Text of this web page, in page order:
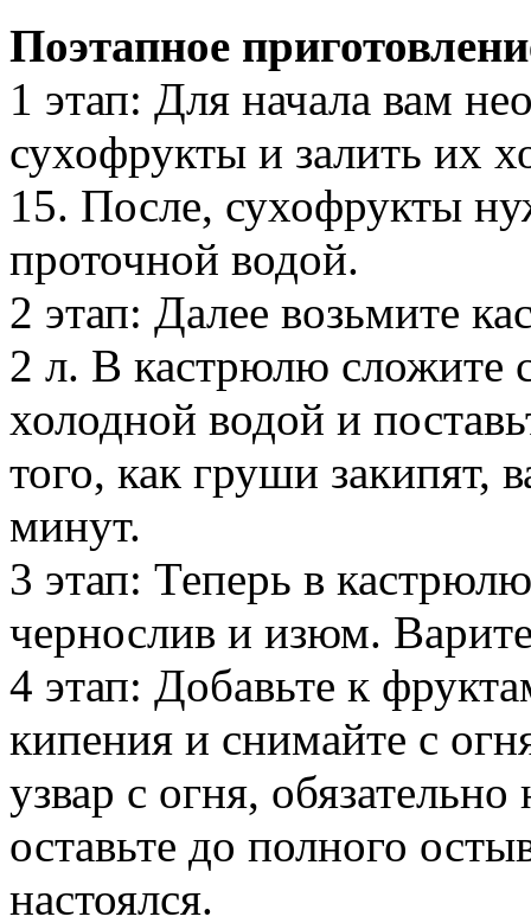
Поэтапное
1 этап: Для начала вам
сухофрукты и залить их
15. После, сухофрукты
проточной водой.
2 этап: Далее возьмите
2 л. В кастрюлю сложите
холодной водой и
того, как груши закипят,
минут.
3 этап: Теперь в
чернослив и изюм.
4 этап: Добавьте к
кипения и снимайте с
узвар с огня,
оставьте до полного
настоялся.